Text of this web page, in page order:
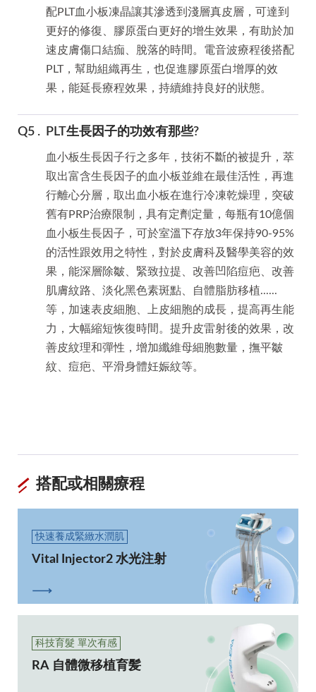
配PLT血小板凍晶讓其滲透到淺層真皮層，可達到
更好的修復、膠原蛋白更好的增生效果，有助於加
速皮膚傷口結痂、脫落的時間。電音波療程後搭配
PLT，幫助組織再生，也促進膠原蛋白增厚的效
果，能延長療程效果，持續維持良好的狀態。
PLT生長因子的功效有那些?
血小板生長因子行之多年，技術不斷的被提升，萃
取出富含生長因子的血小板並維在最佳活性，再進
行離心分層，取出血小板在進行冷凍乾燥理，突破
舊有PRP治療限制，具有定劑定量，每瓶有10億個
血小板生長因子，可於室溫下存放3年保持90-95%
的活性跟效用之特性，對於皮膚科及醫學美容的效
果，能深層除皺、緊致拉提、改善凹陷痘疤、改善
肌膚紋路、淡化黑色素斑點、自體脂肪移植......
等，加速表皮細胞、上皮細胞的成長，提高再生能
力，大幅縮短恢復時間。提升皮雷射後的效果，改
善皮紋理和彈性，增加纖維母細胞數量，撫平皺
紋、痘疤、平滑身體妊娠紋等。
搭配或相關療程
快速養成緊緻水潤肌
Vital Injector2 水光注射
科技育髮 單次有感
RA 自體微移植育髪